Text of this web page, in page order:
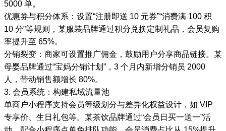
5000 单。
优惠券与积分体系：设置“注册即送 10 元券”“消费满 100 积
10 分”等规则，某服装品牌通过积分兑换定制礼品，会员复购
率提升至 65%。
分销裂变：商家可设置推广佣金，鼓励用户分享商品链接。某
母婴品牌通过“宝妈分销计划”，3 个月内新增分销员 2000
人，带动销售额增长 80%。
3. 会员系统：构建私域流量池
单商户小程序支持会员等级划分与差异化权益设计，如 VIP
专享价、生日礼包等。某茶饮品牌通过“会员日买一送一”活